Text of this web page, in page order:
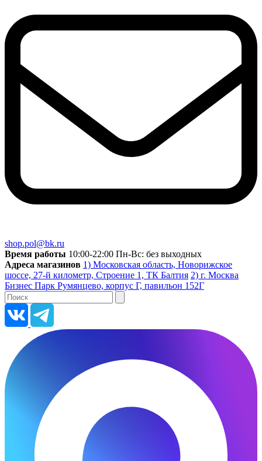
shop.pol@bk.ru
Время работы 10:00-22:00 Пн-Вс: без выходных
Адреса магазинов 1) Московская область, Новорижское
шоссе, 27-й километр, Строение 1, ТК Балтия 2) г. Москва
Бизнес Парк Румянцево, корпус Г, павильон 152Г